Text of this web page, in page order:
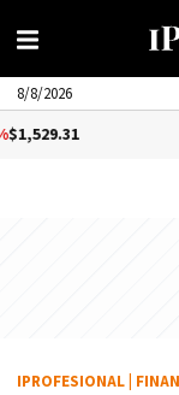
8/8/2026
IPROFESIONAL